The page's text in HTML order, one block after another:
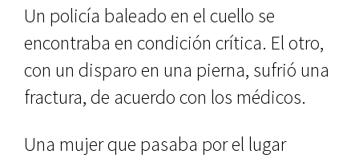
Un policía baleado en el cuello se
encontraba en condición crítica. El otro,
con un disparo en una pierna, sufrió una
fractura, de acuerdo con los médicos.
Una mujer que pasaba por el lugar